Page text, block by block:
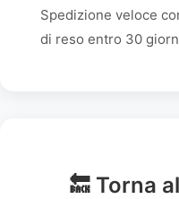
Spedizione veloce
di reso entro 30
🔙 Torna